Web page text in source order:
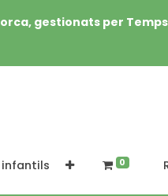
gestionats per
0